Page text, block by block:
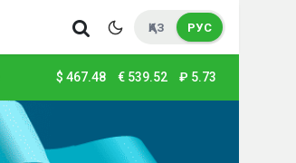
ҚАЗ РУС
$ 467.48 € 539.52 ₽ 5.73